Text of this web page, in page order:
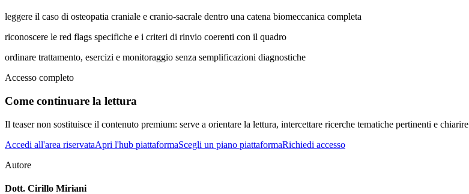
leggere il caso di osteopatia craniale e cranio-sacrale dentro una catena biomeccanica completa
riconoscere le red flags specifiche e i criteri di rinvio coerenti con il quadro
ordinare trattamento, esercizi e monitoraggio senza semplificazioni diagnostiche
Accesso completo
Come continuare la lettura
Il teaser non sostituisce il contenuto premium: serve a orientare la lettura, intercettare ricerche tematiche pertinenti e
Accedi all'area riservataApri l'hub piattaformaScegli un piano piattaformaRichiedi accesso
Autore
Dott. Cirillo Miriani